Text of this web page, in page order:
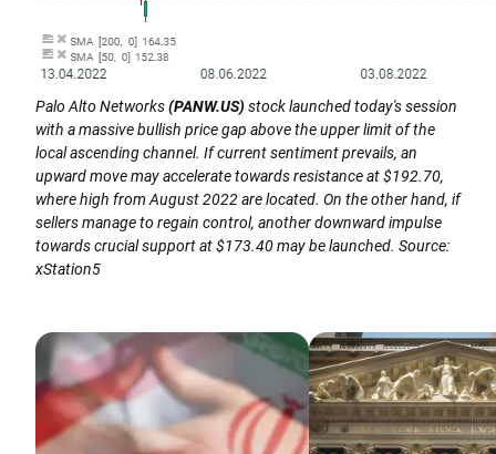
Palo Alto Networks(PANW.US)stock launched today's session
with a massive bullish price gap above the upper limit of the
local ascending channel. If current sentiment prevails, an
upward move may accelerate towards resistance at $192.70,
where high from August 2022 are located. On the other hand, if
sellers manage to regain control, another downward impulse
towards crucial support at $173.40 may be launched. Source:
xStation5